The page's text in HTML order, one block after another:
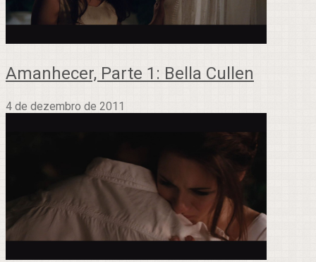
Amanhecer, Parte 1: Bella Cullen
4 de dezembro de 2011